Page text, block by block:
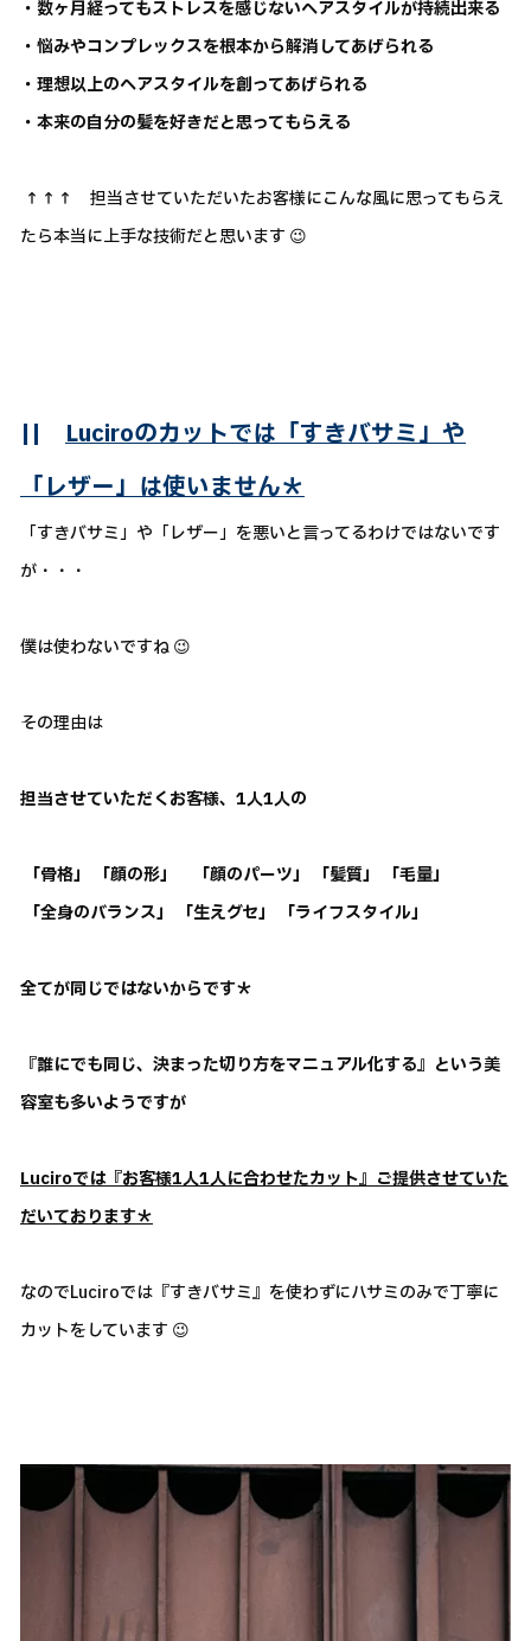
・数ヶ月経ってもストレスを感じないヘアスタイルが持続出来る
・悩みやコンプレックスを根本から解消してあげられる
・理想以上のヘアスタイルを創ってあげられる
・本来の自分の髪を好きだと思ってもらえる
↑↑↑ 担当させていただいたお客様にこんな風に思ってもらえ
たら本当に上手な技術だと思います 😉
|| Luciroのカットでは「すきバサミ」や
「レザー」は使いません＊
「すきバサミ」や「レザー」を悪いと言ってるわけではないです
が・・・
僕は使わないですね 😉
その理由は
担当させていただくお客様、1人1人の
「骨格」 「顔の形」 「顔のパーツ」 「髪質」 「毛量」
「全身のバランス」 「生えグセ」 「ライフスタイル」
全てが同じではないからです＊
『誰にでも同じ、決まった切り方をマニュアル化する』という美
容室も多いようですが
Luciroでは『お客様1人1人に合わせたカット』ご提供させていた
だいております＊
なのでLuciroでは『すきバサミ』を使わずにハサミのみで丁寧に
カットをしています 😉